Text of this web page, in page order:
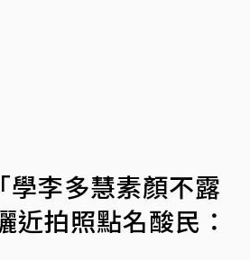
學李多慧素顏不露
近拍照點名酸民：